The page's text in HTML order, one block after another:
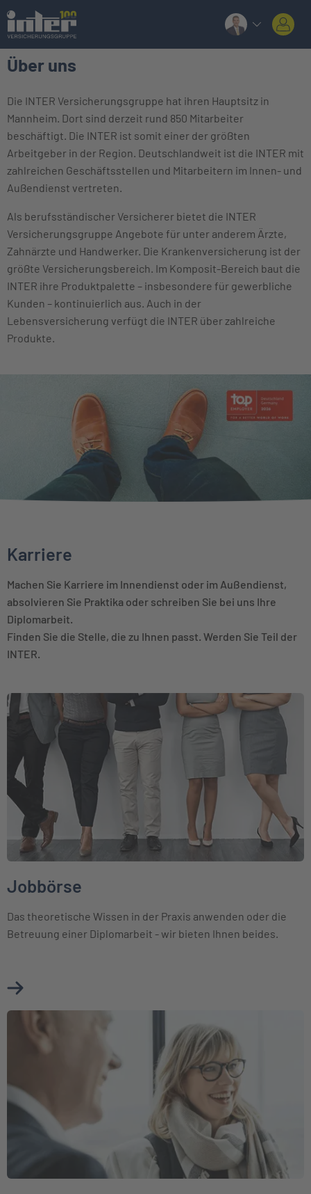
Über uns
Die INTER Versicherungsgruppe hat ihren Hauptsitz in
Mannheim. Dort sind derzeit rund 850 Mitarbeiter
beschäftigt. Die INTER ist somit einer der größten
Arbeitgeber in der Region. Deutschlandweit ist die INTER mit
zahlreichen Geschäftsstellen und Mitarbeitern im Innen- und
Außendienst vertreten.
Als berufsständischer Versicherer bietet die INTER
Versicherungsgruppe Angebote für unter anderem Ärzte,
Zahnärzte und Handwerker. Die Krankenversicherung ist der
größte Versicherungsbereich. Im Komposit-Bereich baut die
INTER ihre Produktpalette – insbesondere für gewerbliche
Kunden – kontinuierlich aus. Auch in der
Lebensversicherung verfügt die INTER über zahlreiche
Produkte.
Karriere
Machen Sie Karriere im Innendienst oder im Außendienst,
absolvieren Sie Praktika oder schreiben Sie bei uns Ihre
Diplomarbeit.
Finden Sie die Stelle, die zu Ihnen passt. Werden Sie Teil der
INTER.
Weiter zu Jobbörse
Jobbörse
Das theoretische Wissen in der Praxis anwenden oder die
Betreuung einer Diplomarbeit - wir bieten Ihnen beides.
Mehr über Jobbörse erfahren
Weiter zu Karriere im Vertrieb